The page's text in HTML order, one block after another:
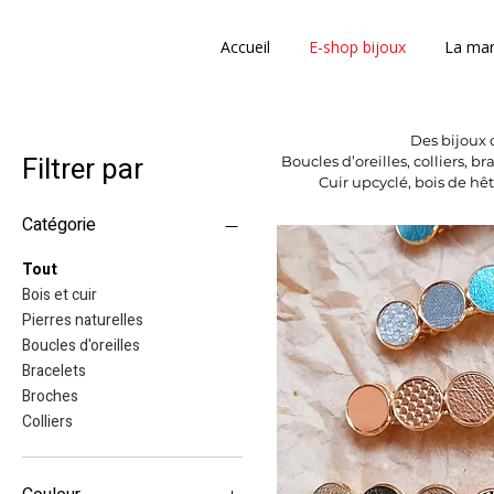
Accueil E-shop bijoux La
Filtrer par
Catégorie
Tout
Bois et cuir
Pierres naturelles
Boucles d'oreilles
Bracelets
Broches
Colliers
Des bijoux
Boucles d’oreilles, colliers,
Cuir upcyclé, bois de